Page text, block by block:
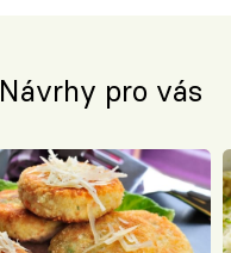
Návrhy pro vás